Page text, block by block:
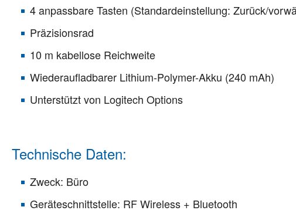
4 anpassbare Tasten (Standardeinstellung: Zurück/
Präzisionsrad
10 m kabellose Reichweite
Wiederaufladbarer Lithium-Polymer-Akku (240 mAh)
Unterstützt von Logitech Options
Technische Daten:
Zweck: Büro
Geräteschnittstelle: RF Wireless + Bluetooth